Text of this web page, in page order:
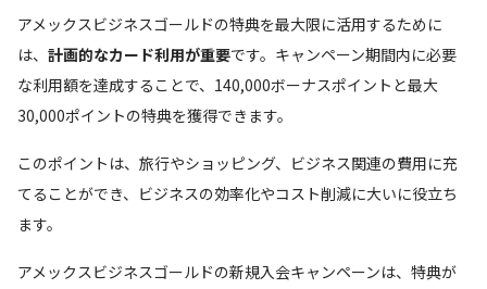
アメックスビジネスゴールドの特典を最大限に活用するために
は、 計画的なカード利用が重要です。キャンペーン期間内に必要
な利用額を達成することで、140,000ボーナスポイントと最大
30,000ポイントの特典を獲得できます。
このポイントは、旅行やショッピング、ビジネス関連の費用に充
てることができ、ビジネスの効率化やコスト削減に大いに役立ち
ます。
アメックスビジネスゴールドの新規入会キャンペーンは、特典が